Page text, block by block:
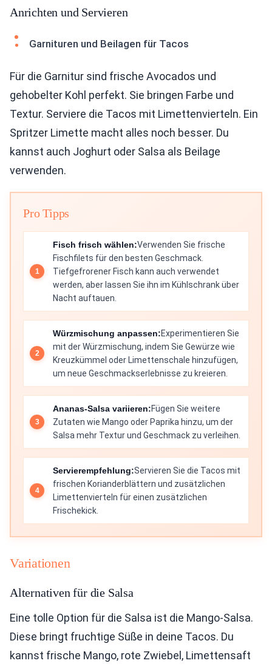
Anrichten und Servieren
Garnituren und Beilagen für Tacos
Für die Garnitur sind frische Avocados und
gehobelter Kohl perfekt. Sie bringen Farbe und
Textur. Serviere die Tacos mit Limettenvierteln. Ein
Spritzer Limette macht alles noch besser. Du
kannst auch Joghurt oder Salsa als Beilage
verwenden.
Pro Tipps
Fisch frisch wählen:Verwenden Sie frische
Fischfilets für den besten Geschmack.
Tiefgefrorener Fisch kann auch verwendet
werden, aber lassen Sie ihn im Kühlschrank über
Nacht auftauen.
Würzmischung anpassen:Experimentieren Sie
mit der Würzmischung, indem Sie Gewürze wie
Kreuzkümmel oder Limettenschale hinzufügen,
um neue Geschmackserlebnisse zu kreieren.
Ananas-Salsa variieren:Fügen Sie weitere
Zutaten wie Mango oder Paprika hinzu, um der
Salsa mehr Textur und Geschmack zu verleihen.
Servierempfehlung:Servieren Sie die Tacos mit
frischen Korianderblättern und zusätzlichen
Limettenvierteln für einen zusätzlichen
Frischekick.
Variationen
Alternativen für die Salsa
Eine tolle Option für die Salsa ist die Mango-Salsa.
Diese bringt fruchtige Süße in deine Tacos. Du
kannst frische Mango, rote Zwiebel, Limettensaft